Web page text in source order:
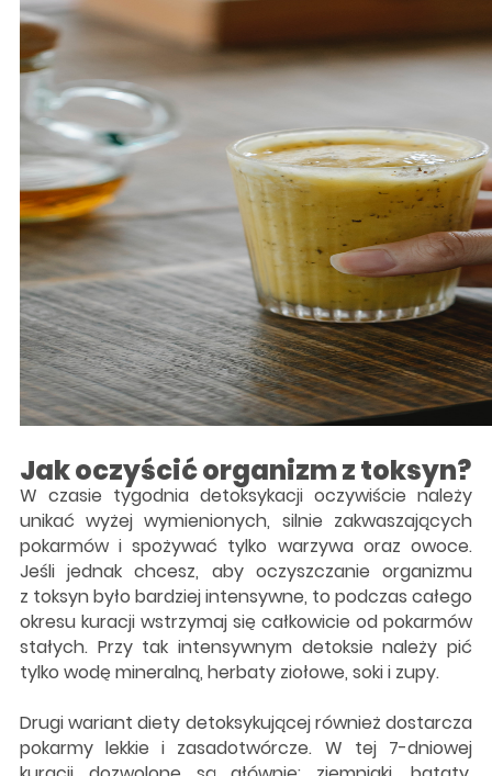
Jak oczyścić organizm z toksyn?
W czasie tygodnia detoksykacji oczywiście należy
unikać wyżej wymienionych, silnie zakwaszających
pokarmów i spożywać tylko warzywa oraz owoce.
Jeśli jednak chcesz, aby oczyszczanie organizmu
z toksyn było bardziej intensywne, to podczas całego
okresu kuracji wstrzymaj się całkowicie od pokarmów
stałych. Przy tak intensywnym detoksie należy pić
tylko wodę mineralną, herbaty ziołowe, soki i zupy.
Drugi wariant diety detoksykującej również dostarcza
pokarmy lekkie i zasadotwórcze. W tej 7-dniowej